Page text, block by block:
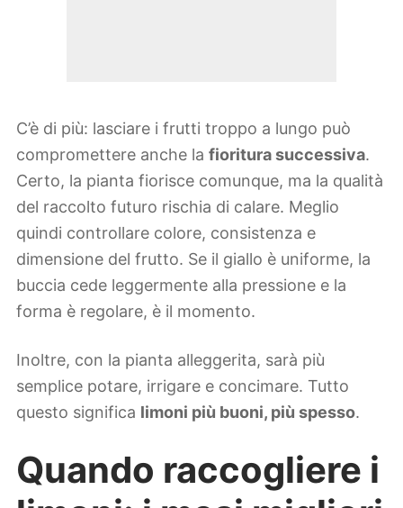
C’è di più: lasciare i frutti troppo a lungo può
compromettere anche la fioritura successiva.
Certo, la pianta fiorisce comunque, ma la qualità
del raccolto futuro rischia di calare. Meglio
quindi controllare colore, consistenza e
dimensione del frutto. Se il giallo è uniforme, la
buccia cede leggermente alla pressione e la
forma è regolare, è il momento.
Inoltre, con la pianta alleggerita, sarà più
semplice potare, irrigare e concimare. Tutto
questo significa limoni più buoni, più spesso.
Quando raccogliere i